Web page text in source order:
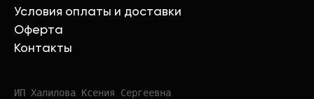
Условия оплаты и доставки
Оферта
Контакты
ИП Халилова Ксения Сергеевна